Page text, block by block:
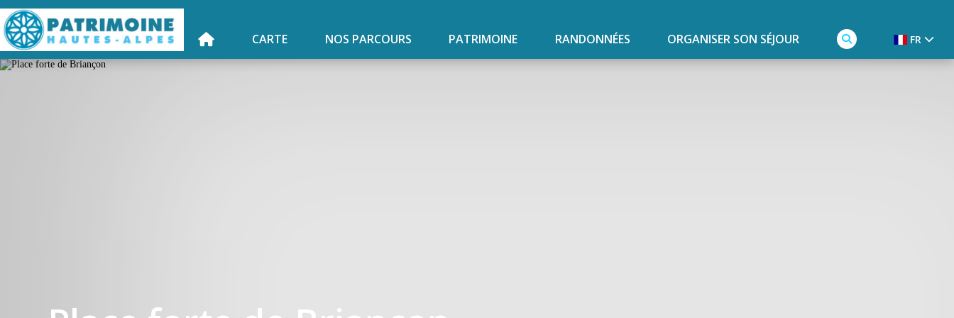
CARTE NOS PARCOURS PATRIMOINE RANDONNÉES ORGANISER SON SÉJOUR FR